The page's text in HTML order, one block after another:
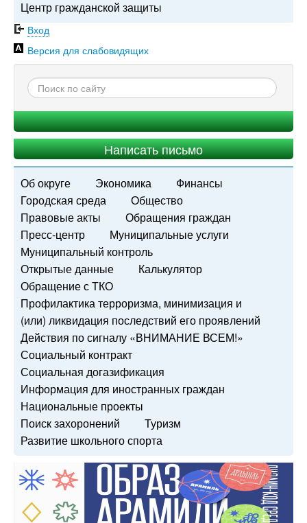
Центр гражданской защиты
Вход
Версия для слабовидящих
Написать письмо
Об округе Экономика
Финансы
Городская среда
Общество
Правовые акты
Обращения граждан
Пресс-центр
Муниципальные услуги
Муниципальный контроль
Открытые данные
Калькулятор
Обращение с ТКО
Профилактика терроризма, минимизация и
(или) ликвидация последствий его проявлений
Действия по сигналу «ВНИМАНИЕ ВСЕМ!»
Социальный контракт
Социальная догазификация
Информация для иностранных граждан
Национальные проекты
Поиск захоронений
Туризм
Развитие школьного спорта